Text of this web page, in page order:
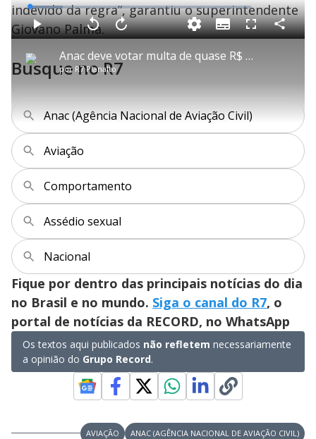
indevido da regra”, garantiu o superintendente
Giovano Palma.
P
l
a
y
V
i
d
e
o
Anac deve votar multa de quase R$ 18 mil para passageiro indisciplinado
por R7 Planalto
P V
t
a
r
1
u
n
o
A
n
ç
a
g
u
d
u
o
L
o
a
d
e
4
.
8
S
u
b
i
t
F
l
C
o
Busque no R7
Anac (Agência Nacional de Aviação Civil)
Aviação
Comportamento
Assédio sexual
Nacional
Fique por dentro das principais notícias do dia
no Brasil e no mundo. Siga o canal do R7, o
portal de notícias da RECORD, no WhatsApp
Os textos aqui publicados não refletem necessariamente
a opinião do Grupo Record.
AVIAÇÃO ANAC (AGÊNCIA NACIONAL DE AVIAÇÃO CIVIL)